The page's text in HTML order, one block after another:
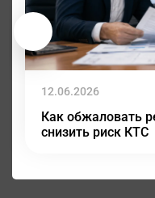
12.06.2026
Как обжаловать
снизить риск КТС